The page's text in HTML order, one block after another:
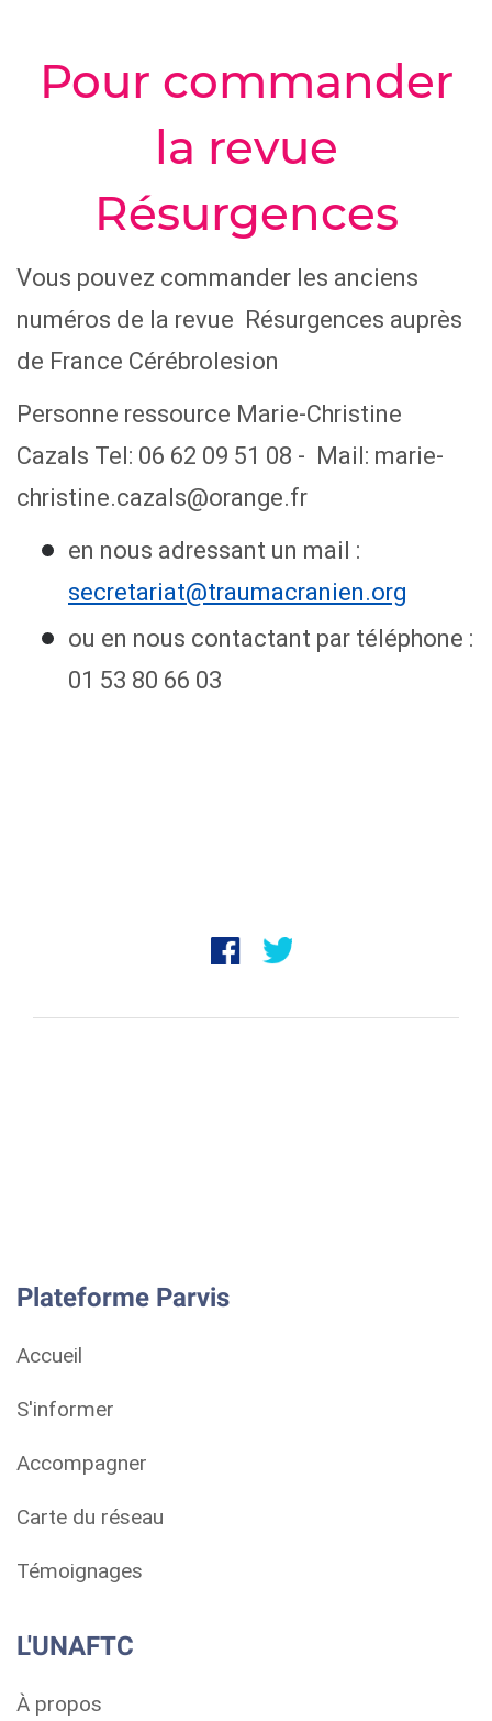
Pour commander
la revue
Résurgences
Vous pouvez commander les anciens
numéros de la revue Résurgences auprès
de France Cérébrolesion
Personne ressource Marie-Christine
Cazals Tel: 06 62 09 51 08 - Mail: marie-
christine.cazals@orange.fr
en nous adressant un mail :
secretariat@traumacranien.org
ou en nous contactant par téléphone :
01 53 80 66 03
Plateforme Parvis
Accueil
S'informer
Accompagner
Carte du réseau
Témoignages
L'UNAFTC
À propos